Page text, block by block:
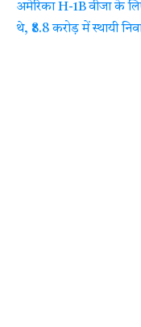
अमेरिका H-1B वीजा के
थे, ₹8.8 करोड़ में स्थायी